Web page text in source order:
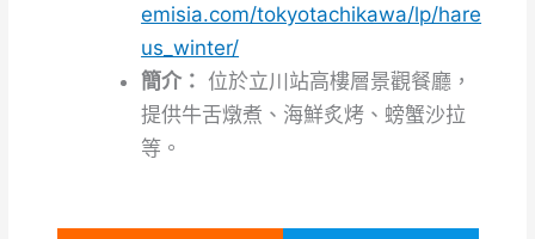
emisia.com/tokyotachikawa/lp/hare
us_winter/
簡介： 位於立川站高樓層景觀餐廳，
提供牛舌燉煮、海鮮炙烤、螃蟹沙拉
等。